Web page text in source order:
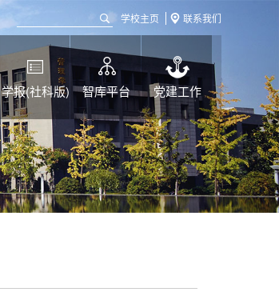
学校主页 联系我们
学报(社科版) 智库平台 党建工作